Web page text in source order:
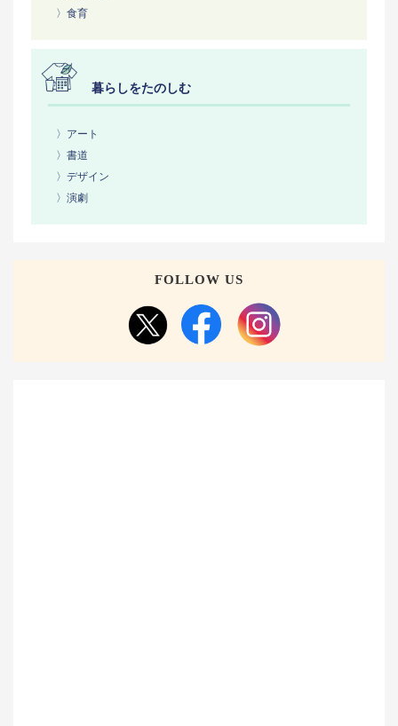
〉食育
暮らしをたのしむ
〉アート
〉書道
〉デザイン
〉演劇
FOLLOW US